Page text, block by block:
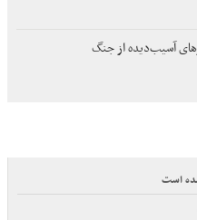
آسیب‌دیده از جنگ
است